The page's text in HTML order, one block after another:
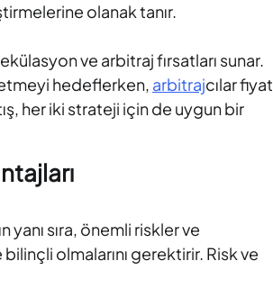
olanak tanır.
ve arbitraj fırsatları sunar.
hedeflerken, arbitrajcılar fiyat
her iki strateji için de uygun bir
sıra, önemli riskler ve
bilinçli olmalarını gerektirir. Risk ve